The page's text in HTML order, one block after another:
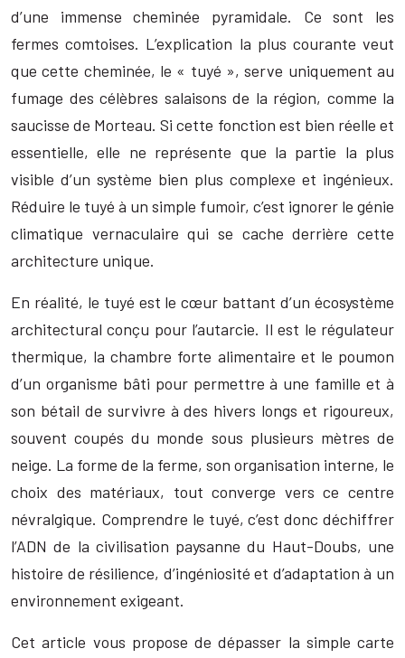
d’une immense cheminée pyramidale. Ce sont les
fermes comtoises. L’explication la plus courante veut
que cette cheminée, le « tuyé », serve uniquement au
fumage des célèbres salaisons de la région, comme la
saucisse de Morteau. Si cette fonction est bien réelle et
essentielle, elle ne représente que la partie la plus
visible d’un système bien plus complexe et ingénieux.
Réduire le tuyé à un simple fumoir, c’est ignorer le génie
climatique vernaculaire qui se cache derrière cette
architecture unique.
En réalité, le tuyé est le cœur battant d’un écosystème
architectural conçu pour l’autarcie. Il est le régulateur
thermique, la chambre forte alimentaire et le poumon
d’un organisme bâti pour permettre à une famille et à
son bétail de survivre à des hivers longs et rigoureux,
souvent coupés du monde sous plusieurs mètres de
neige. La forme de la ferme, son organisation interne, le
choix des matériaux, tout converge vers ce centre
névralgique. Comprendre le tuyé, c’est donc déchiffrer
l’ADN de la civilisation paysanne du Haut-Doubs, une
histoire de résilience, d’ingéniosité et d’adaptation à un
environnement exigeant.
Cet article vous propose de dépasser la simple carte